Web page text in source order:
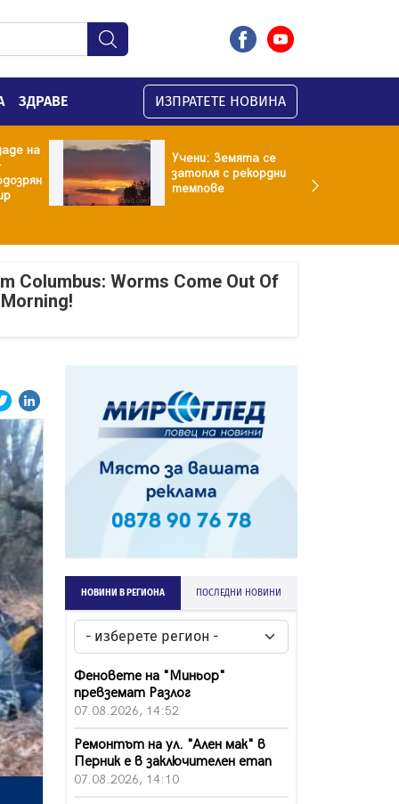
ЗДРАВЕ ИЗПРАТЕТЕ НОВИНА
на
Учени: Земята се
затопля с рекордни
темпове
Columbus: Worms Come Out Of
НОВИНИ В РЕГИОНА ПОСЛЕДНИ НОВИНИ
Феновете на "Миньор"
превземат Разлог
07.08.2026, 14:52
Ремонтът на ул. "Ален мак" в
Перник е в заключителен етап
07.08.2026, 14:10